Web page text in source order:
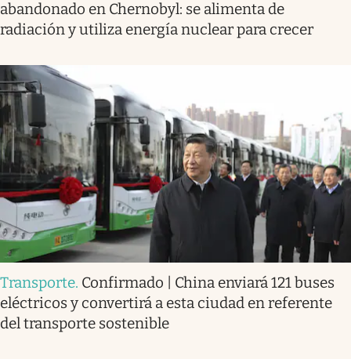
abandonado en Chernobyl: se alimenta de
radiación y utiliza energía nuclear para crecer
Transporte. Confirmado | China enviará 121 buses
eléctricos y convertirá a esta ciudad en referente
del transporte sostenible